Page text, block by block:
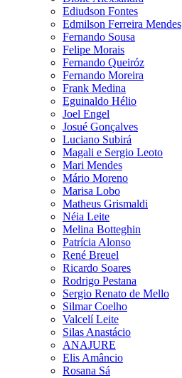
Ediudson Fontes
Edmilson Ferreira Mendes
Fernando Sousa
Felipe Morais
Fernando Queiróz
Fernando Moreira
Frank Medina
Eguinaldo Hélio
Joel Engel
Josué Gonçalves
Luciano Subirá
Magali e Sergio Leoto
Mari Mendes
Mário Moreno
Marisa Lobo
Matheus Grismaldi
Néia Leite
Melina Botteghin
Patrícia Alonso
René Breuel
Ricardo Soares
Rodrigo Pestana
Sergio Renato de Mello
Silmar Coelho
Valcelí Leite
Silas Anastácio
ANAJURE
Elis Amâncio
Rosana Sá